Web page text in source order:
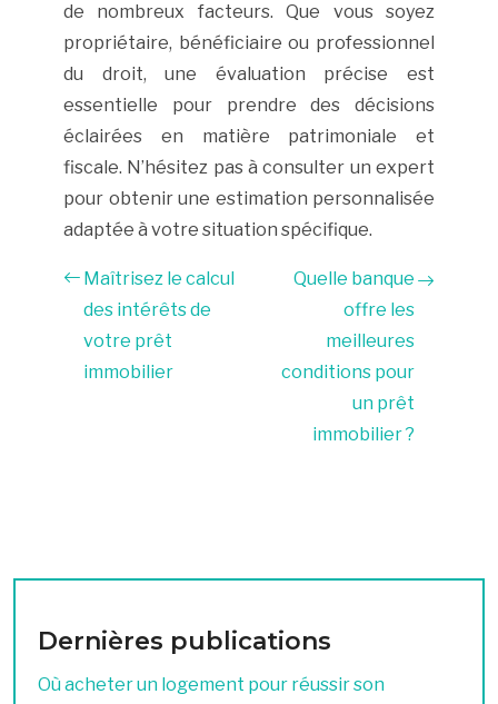
de nombreux facteurs. Que vous soyez
propriétaire, bénéficiaire ou professionnel
du droit, une évaluation précise est
essentielle pour prendre des décisions
éclairées en matière patrimoniale et
fiscale. N’hésitez pas à consulter un expert
pour obtenir une estimation personnalisée
adaptée à votre situation spécifique.
Maîtrisez le calcul
des intérêts de
votre prêt
immobilier
Quelle banque
offre les
meilleures
conditions pour
un prêt
immobilier ?
Dernières publications
Où acheter un logement pour réussir son